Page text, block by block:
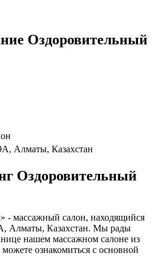
Оздоровительный
Алматы, Казахстан
Оздоровительный
- массажный салон, находящийся
Алматы, Казахстан. Мы рады
нашем массажном салоне из
ознакомиться с основной